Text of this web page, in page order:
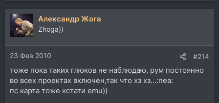
Александр Жога
Zhoga))
23 Фев 2010 #214
тоже пока таких глюков не наблюдаю, рум постоянно
во всех проектах включен,так что хз хз...:nea:
пс карта тоже кстати emu))